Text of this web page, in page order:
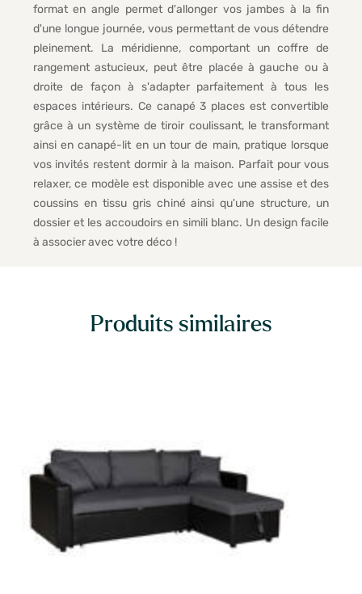
format en angle permet d'allonger vos jambes à la fin
d'une longue journée, vous permettant de vous détendre
pleinement. La méridienne, comportant un coffre de
rangement astucieux, peut être placée à gauche ou à
droite de façon à s'adapter parfaitement à tous les
espaces intérieurs. Ce canapé 3 places est convertible
grâce à un système de tiroir coulissant, le transformant
ainsi en canapé-lit en un tour de main, pratique lorsque
vos invités restent dormir à la maison. Parfait pour vous
relaxer, ce modèle est disponible avec une assise et des
coussins en tissu gris chiné ainsi qu'une structure, un
dossier et les accoudoirs en simili blanc. Un design facile
à associer avec votre déco !
Produits similaires